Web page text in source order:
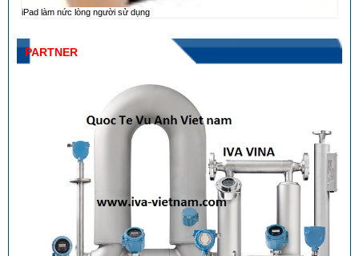
iPad làm nức lòng người sử dụng
PARTNER